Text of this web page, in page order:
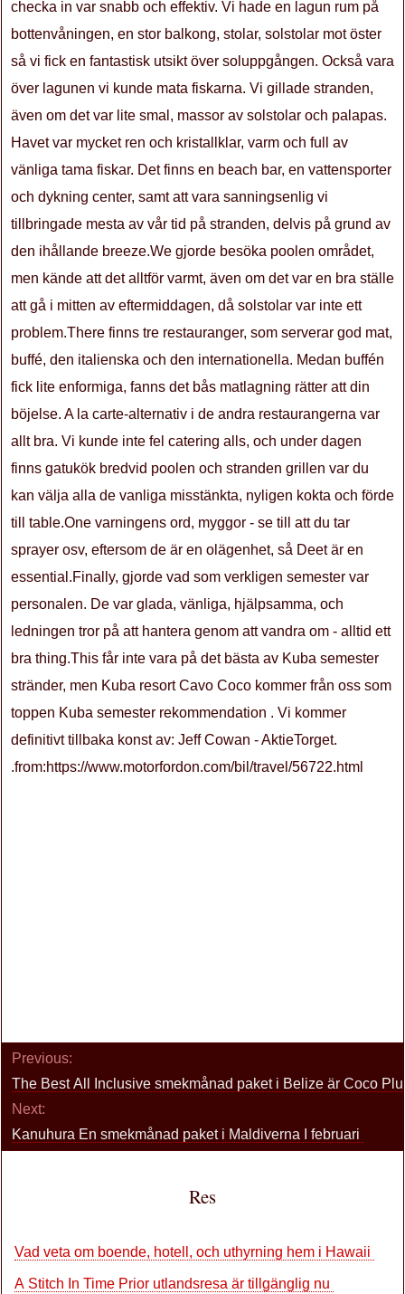
checka in var snabb och effektiv. Vi hade en lagun rum på
bottenvåningen, en stor balkong, stolar, solstolar mot öster
så vi fick en fantastisk utsikt över soluppgången. Också vara
över lagunen vi kunde mata fiskarna. Vi gillade stranden,
även om det var lite smal, massor av solstolar och palapas.
Havet var mycket ren och kristallklar, varm och full av
vänliga tama fiskar. Det finns en beach bar, en vattensporter
och dykning center, samt att vara sanningsenlig vi
tillbringade mesta av vår tid på stranden, delvis på grund av
den ihållande breeze.We gjorde besöka poolen området,
men kände att det alltför varmt, även om det var en bra ställe
att gå i mitten av eftermiddagen, då solstolar var inte ett
problem.There finns tre restauranger, som serverar god mat,
buffé, den italienska och den internationella. Medan buffén
fick lite enformiga, fanns det bås matlagning rätter att din
böjelse. A la carte-alternativ i de andra restaurangerna var
allt bra. Vi kunde inte fel catering alls, och under dagen
finns gatukök bredvid poolen och stranden grillen var du
kan välja alla de vanliga misstänkta, nyligen kokta och förde
till table.One varningens ord, myggor - se till att du tar
sprayer osv, eftersom de är en olägenhet, så Deet är en
essential.Finally, gjorde vad som verkligen semester var
personalen. De var glada, vänliga, hjälpsamma, och
ledningen tror på att hantera genom att vandra om - alltid ett
bra thing.This får inte vara på det bästa av Kuba semester
stränder, men Kuba resort Cavo Coco kommer från oss som
toppen Kuba semester rekommendation . Vi kommer
definitivt tillbaka konst av: Jeff Cowan - AktieTorget.
.from:https://www.motorfordon.com/bil/travel/56722.html
Previous:
The Best All Inclusive smekmånad paket i Belize är Coco
Next:
Kanuhura En smekmånad paket i Maldiverna I februari
Res
Vad veta om boende, hotell, och uthyrning hem i Hawaii
A Stitch In Time Prior utlandsresa är tillgänglig nu